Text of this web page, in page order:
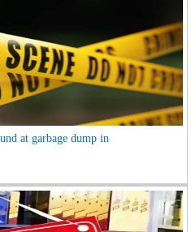
at garbage dump in